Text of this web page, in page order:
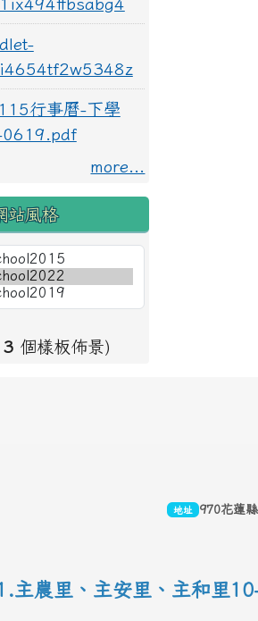
115行事曆-下學
0619.pdf
more...
站風格
3個樣板佈景)
地址 970花蓮
主農里、主安里、主和里